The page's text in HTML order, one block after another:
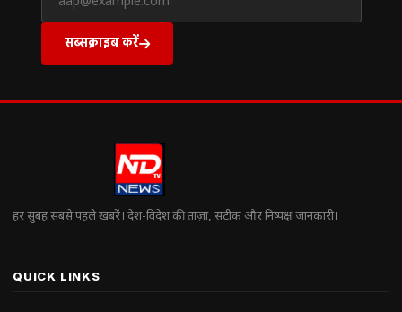
सब्सक्राइब करें
हर सुबह सबसे पहले खबरें। देश-विदेश की ताज़ा, सटीक और निष्पक्ष जानकारी।
QUICK LINKS